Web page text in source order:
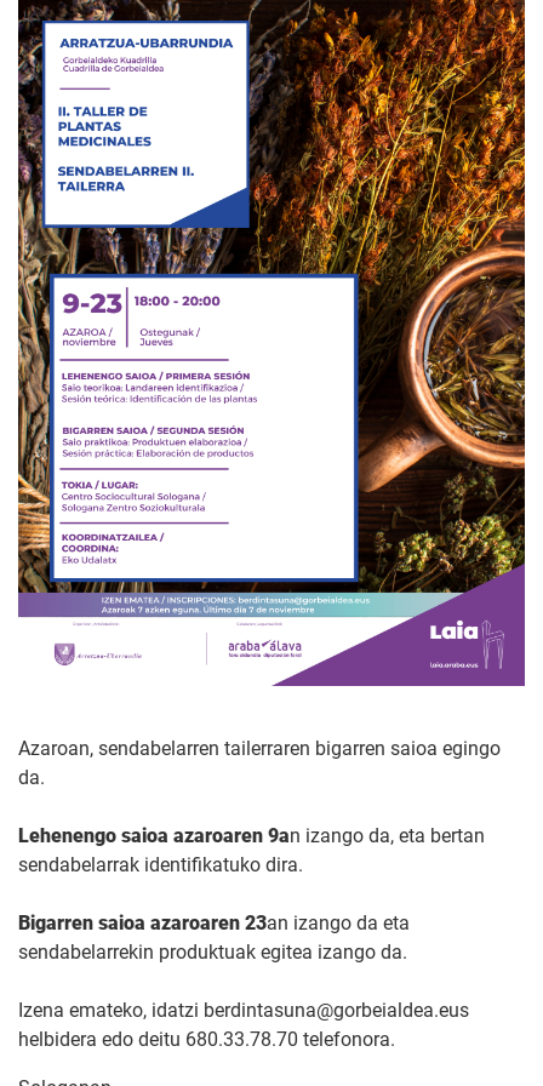
Azaroan, sendabelarren tailerraren bigarren saioa egingo
da.
Lehenengo saioa azaroaren 9an izango da, eta bertan
sendabelarrak identifikatuko dira.
Bigarren saioa azaroaren 23an izango da eta
sendabelarrekin produktuak egitea izango da.
Izena emateko, idatzi berdintasuna@gorbeialdea.eus
helbidera edo deitu 680.33.78.70 telefonora.